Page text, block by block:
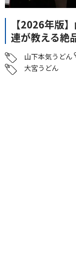
【2026年版
連が教える絶
山下本気うどん
大宮うどん